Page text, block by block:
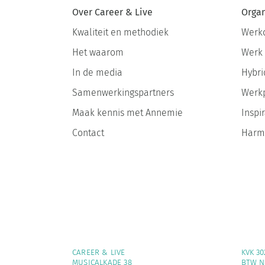
Over Career & Live
Kwaliteit en methodiek
Het waarom
In de media
Samenwerkingspartners
Maak kennis met Annemie
Contact
CAREER & LIVE
MUSICALKADE 38
KVK
BTW